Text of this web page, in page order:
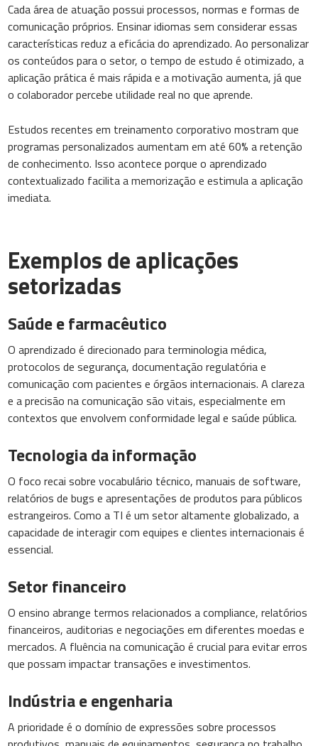
Cada área de atuação possui processos, normas e formas de
comunicação próprios. Ensinar idiomas sem considerar essas
características reduz a eficácia do aprendizado. Ao personalizar
os conteúdos para o setor, o tempo de estudo é otimizado, a
aplicação prática é mais rápida e a motivação aumenta, já que
o colaborador percebe utilidade real no que aprende.
Estudos recentes em treinamento corporativo mostram que
programas personalizados aumentam em até 60% a retenção
de conhecimento. Isso acontece porque o aprendizado
contextualizado facilita a memorização e estimula a aplicação
imediata.
Exemplos de aplicações
setorizadas
Saúde e farmacêutico
O aprendizado é direcionado para terminologia médica,
protocolos de segurança, documentação regulatória e
comunicação com pacientes e órgãos internacionais. A clareza
e a precisão na comunicação são vitais, especialmente em
contextos que envolvem conformidade legal e saúde pública.
Tecnologia da informação
O foco recai sobre vocabulário técnico, manuais de software,
relatórios de bugs e apresentações de produtos para públicos
estrangeiros. Como a TI é um setor altamente globalizado, a
capacidade de interagir com equipes e clientes internacionais é
essencial.
Setor financeiro
O ensino abrange termos relacionados a compliance, relatórios
financeiros, auditorias e negociações em diferentes moedas e
mercados. A fluência na comunicação é crucial para evitar erros
que possam impactar transações e investimentos.
Indústria e engenharia
A prioridade é o domínio de expressões sobre processos